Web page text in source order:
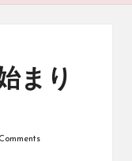
まり